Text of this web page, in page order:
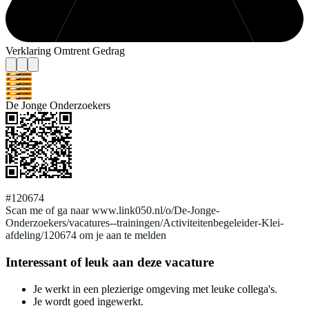
Verklaring Omtrent Gedrag
De Jonge Onderzoekers
#120674
Scan me of ga naar www.link050.nl/o/De-Jonge-
Onderzoekers/vacatures--trainingen/Activiteitenbegeleider-Klei-
afdeling/120674 om je aan te melden
Interessant of leuk aan deze vacature
Je werkt in een plezierige omgeving met leuke collega's.
Je wordt goed ingewerkt.